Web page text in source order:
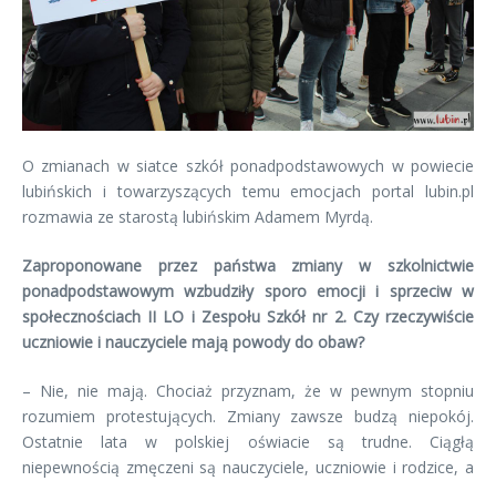
O zmianach w siatce szkół ponadpodstawowych w powiecie
lubińskich i towarzyszących temu emocjach portal lubin.pl
rozmawia ze starostą lubińskim Adamem Myrdą.
Zaproponowane przez państwa zmiany w szkolnictwie
ponadpodstawowym wzbudziły sporo emocji i sprzeciw w
społecznościach II LO i Zespołu Szkół nr 2. Czy rzeczywiście
uczniowie i nauczyciele mają powody do obaw?
– Nie, nie mają. Chociaż przyznam, że w pewnym stopniu
rozumiem protestujących. Zmiany zawsze budzą niepokój.
Ostatnie lata w polskiej oświacie są trudne. Ciągłą
niepewnością zmęczeni są nauczyciele, uczniowie i rodzice, a